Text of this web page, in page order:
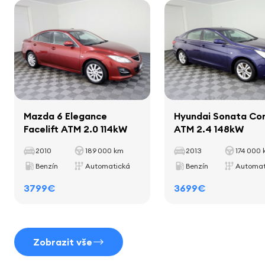
palubní počítač
Interiér
kožená páka řadicí
2711 mm
Mazda 6 Elegance
Facelift ATM 2.0 114kW
2010
189 000 km
Benzín
Automatická
3799€
Hyundai Sonata
ATM 2.4 148kW
2013
174 000
Benzín
3699€
Zobrazit vše